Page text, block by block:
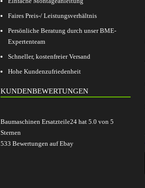
Faires Preis-/ Leistungsverhältnis
Persönliche Beratung durch unser BME-
Expertenteam
Schneller, kostenfreier Versand
Hohe Kundenzufriedenheit
KUNDENBEWERTUNGEN
Baumaschinen Ersatzteile24 hat 5.0 von 5
Sternen
533 Bewertungen auf Ebay